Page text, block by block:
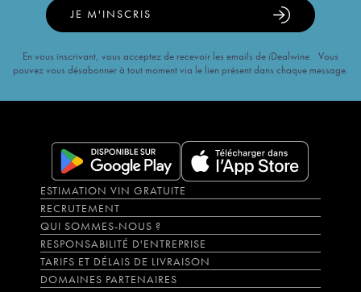
JE M'INSCRIS
En vous inscrivant, vous acceptez de recevoir les emails de iDealwine. Vous
pouvez vous désabonner à tout moment via le lien présent dans chaque message.
ESTIMATION VIN GRATUITE
RECRUTEMENT
QUI SOMMES-NOUS ?
RESPONSABILITÉ D'ENTREPRISE
TARIFS ET DÉLAIS DE LIVRAISON
DOMAINES PARTENAIRES